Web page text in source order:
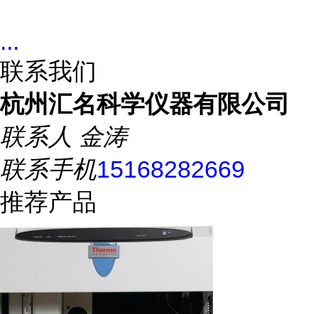
...
联系我们
杭州汇名科学仪器有限公司
联系人 金涛
联系手机15168282669
推荐产品